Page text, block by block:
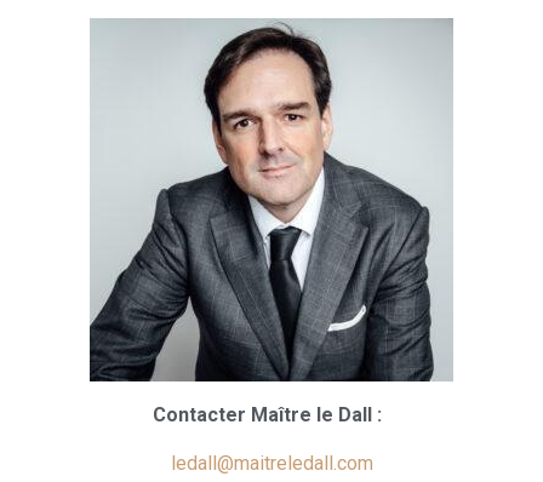
Contacter Maître le Dall :
ledall@maitreledall.com